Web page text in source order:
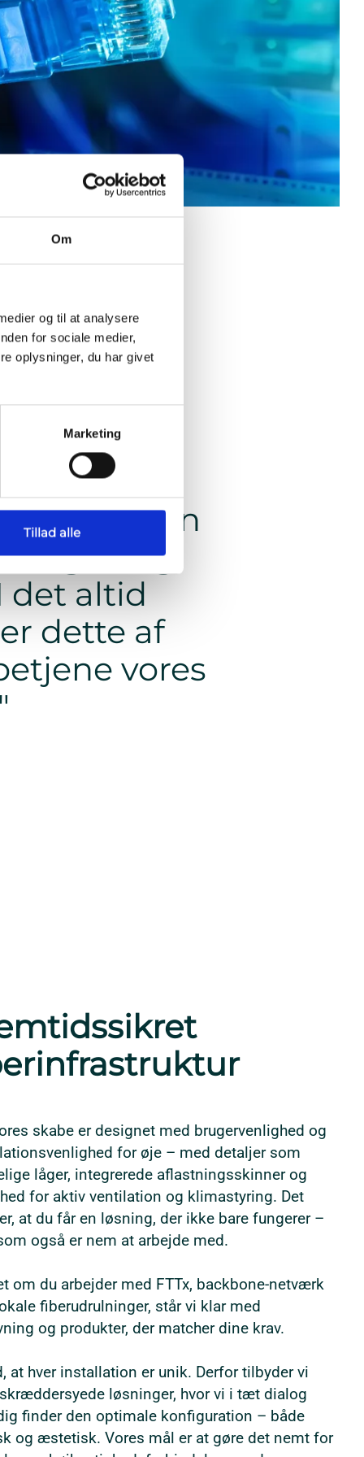
Om
og til at analysere
for sociale medier,
oplysninger, du har givet
Marketing
Tillad alle
og
det altid
dette af
vores
skabe er designet med brugervenlighed og
for øje – med detaljer som
låger, integrerede aflastningsskinner og
for aktiv ventilation og klimastyring. Det
at du får en løsning, der ikke bare fungerer –
også er nem at arbejde med.
om du arbejder med FTTx, backbone-netværk
fiberudrulninger, står vi klar med
og produkter, der matcher dine krav.
at hver installation er unik. Derfor tilbyder vi
løsninger, hvor vi i tæt dialog
finder den optimale konfiguration – både
og æstetisk. Vores mål er at gøre det nemt for